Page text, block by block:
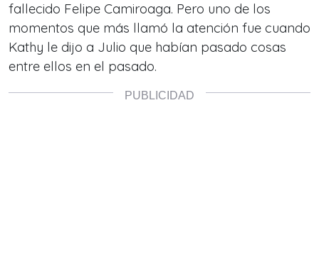
fallecido Felipe Camiroaga. Pero uno de los
momentos que más llamó la atención fue cuando
Kathy le dijo a Julio que habían pasado cosas
entre ellos en el pasado.